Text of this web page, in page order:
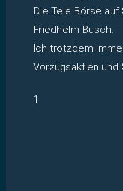
Die Tele Börse auf
Friedhelm Busch.
Ich trotzdem
Vorzugsaktien und
1